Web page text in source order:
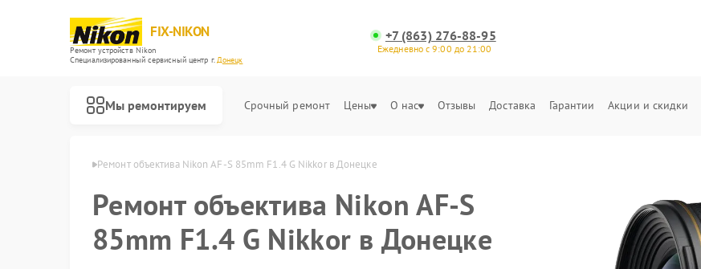
FIX-NIKON
Ремонт устройств Nikon
Специализированный cервисный центр г.Донецк
+7 (863) 276-88-95
Ежедневно с 9:00 до 21:00
Мы ремонтируем Срочный ремонт Цены О нас Отзывы Доставка Гарантии Акции и скидки
Nikon в Донецке Ремонт объектива Nikon AF-S 85mm F1.4 G Nikkor в Донецке
Ремонт объектива Nikon AF-S
85mm F1.4 G Nikkor в Донецке